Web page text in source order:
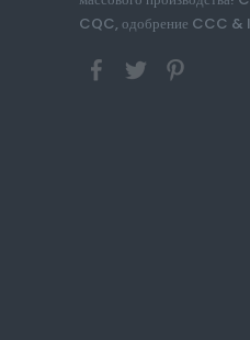
CQC, одобрение CCC